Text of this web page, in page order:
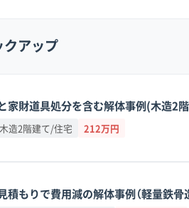
ス田のかん水（天然ガスを含んだ地
影響が残っていることも考えられま
道沿いは道が広く直線的で、大型
クランクも多く残っています。
アップ
家財道具処分を含む解体事例(木造2
木造2階建て/住宅 212万円
積もりで費用減の解体事例（軽量鉄骨